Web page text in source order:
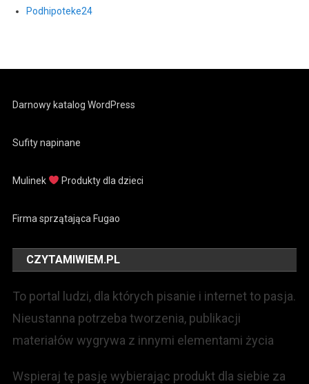
Podhipoteke24
Darnowy katalog WordPress
Sufity napinane
Mulinek Produkty dla dzieci
Firma sprzątająca Fugao
CZYTAMIWIEM.PL
To portal ludzi, dla których pisanie i internet to pasja.
Nieustanna potrzeba tworzenia, publikacji
materiałów wygrywa z innymi elementami życia
Wspieraj tę pasję wybierając produkt dla siebie za